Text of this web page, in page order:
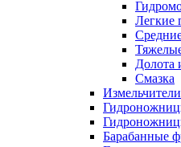
Легкие
Долота
Смазка
Барабанные